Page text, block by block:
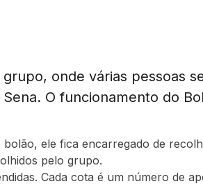
onde várias pessoas
O funcionamento do
ele fica encarregado de
pelo grupo.
Cada cota é um número de